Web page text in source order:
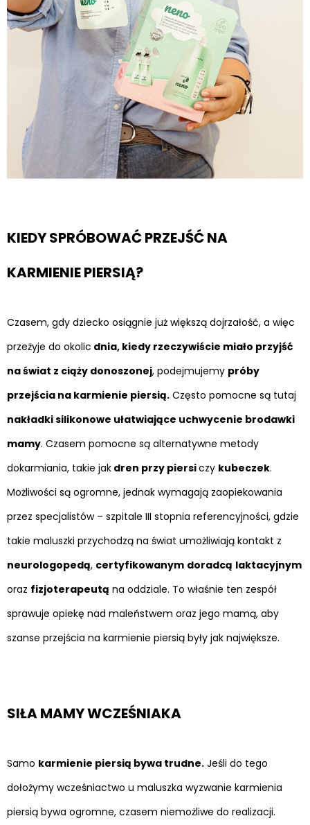
KIEDY SPRÓBOWAĆ PRZEJŚĆ NA
KARMIENIE PIERSIĄ?
Czasem, gdy dziecko osiągnie już większą dojrzałość, a więc
przeżyje do okolic dnia, kiedy rzeczywiście miało przyjść
na świat z ciąży donoszonej, podejmujemy próby
przejścia na karmienie piersią. Często pomocne są tutaj
nakładki silikonowe ułatwiające uchwycenie brodawki
mamy. Czasem pomocne są alternatywne metody
dokarmiania, takie jak dren przy piersiczy kubeczek.
Możliwości są ogromne, jednak wymagają zaopiekowania
przez specjalistów – szpitale III stopnia referencyjności, gdzie
takie maluszki przychodzą na świat umożliwiają kontakt z
neurologopedą, certyfikowanym doradcą laktacyjnym
oraz fizjoterapeutą na oddziale. To właśnie ten zespół
sprawuje opiekę nad maleństwem oraz jego mamą, aby
szanse przejścia na karmienie piersią były jak największe.
SIŁA MAMY WCZEŚNIAKA
Samo karmienie piersią bywa trudne. Jeśli do tego
dołożymy wcześniactwo u maluszka wyzwanie karmienia
piersią bywa ogromne, czasem niemożliwe do realizacji.